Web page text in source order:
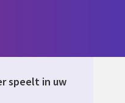
speelt in uw